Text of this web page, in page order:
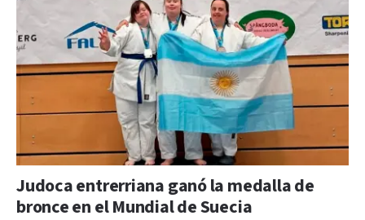
Judoca entrerriana ganó la medalla de
bronce en el Mundial de Suecia